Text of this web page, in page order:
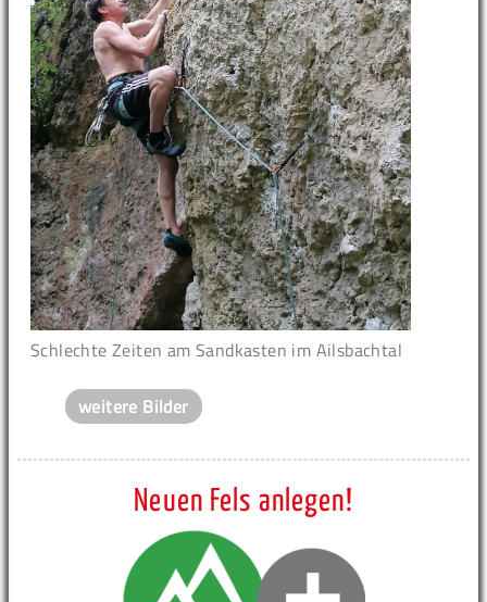
Schlechte Zeiten am Sandkasten im Ailsbachtal
weitere Bilder
Neuen Fels anlegen!